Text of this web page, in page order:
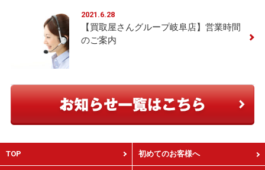
2021.6.28
【買取屋さんグループ岐阜店】営業時間
のご案内
TOP 初めてのお客様へ